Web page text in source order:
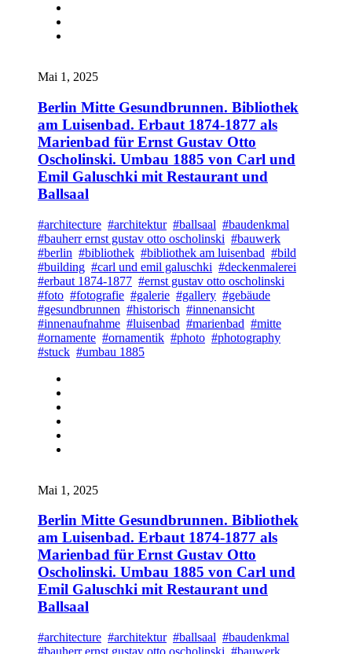
Mai 1, 2025
Berlin Mitte Gesundbrunnen. Bibliothek
am Luisenbad. Erbaut 1874-1877 als
Marienbad für Ernst Gustav Otto
Oscholinski. Umbau 1885 von Carl und
Emil Galuschki mit Restaurant und
Ballsaal
#architecture #architektur #ballsaal #baudenkmal
#bauherr ernst gustav otto oscholinski #bauwerk
#berlin #bibliothek #bibliothek am luisenbad #bild
#building #carl und emil galuschki #deckenmalerei
#erbaut 1874-1877 #ernst gustav otto oscholinski
#foto #fotografie #galerie #gallery #gebäude
#gesundbrunnen #historisch #innenansicht
#innenaufnahme #luisenbad #marienbad #mitte
#ornamente #ornamentik #photo #photography
#stuck #umbau 1885
Mai 1, 2025
Berlin Mitte Gesundbrunnen. Bibliothek
am Luisenbad. Erbaut 1874-1877 als
Marienbad für Ernst Gustav Otto
Oscholinski. Umbau 1885 von Carl und
Emil Galuschki mit Restaurant und
Ballsaal
#architecture #architektur #ballsaal #baudenkmal
#bauherr ernst gustav otto oscholinski #bauwerk